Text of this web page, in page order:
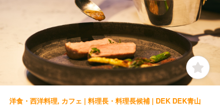
洋食・西洋料理, カフェ | 料理長・料理長候補 | DEK DEK青山